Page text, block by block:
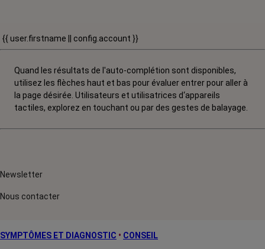
{{ user.firstname || config.account }}
Quand les résultats de l'auto-complétion sont disponibles,
utilisez les flèches haut et bas pour évaluer entrer pour aller à
la page désirée. Utilisateurs et utilisatrices d‘appareils
tactiles, explorez en touchant ou par des gestes de balayage.
Newsletter
Nous contacter
SYMPTÔMES ET DIAGNOSTIC • CONSEIL